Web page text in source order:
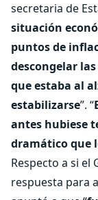
secretaria de
situación
puntos de
descongelar
que estaba al
estabilizarse”. “
antes hubiese
dramático que
Respecto a si el
respuesta para